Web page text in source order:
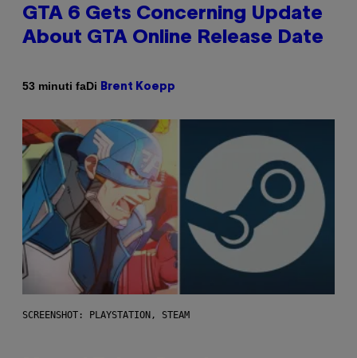
GTA 6 Gets Concerning Update
About GTA Online Release Date
53 minuti faDi Brent Koepp
SCREENSHOT: PLAYSTATION, STEAM